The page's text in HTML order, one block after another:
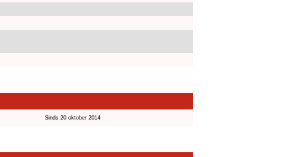
Sinds 20 oktober 2014